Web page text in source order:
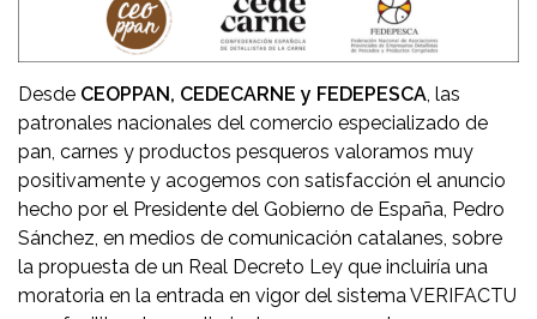
Desde CEOPPAN, CEDECARNE y FEDEPESCA, las
patronales nacionales del comercio especializado de
pan, carnes y productos pesqueros valoramos muy
positivamente y acogemos con satisfacción el anuncio
hecho por el Presidente del Gobierno de España, Pedro
Sánchez, en medios de comunicación catalanes, sobre
la propuesta de un Real Decreto Ley que incluiría una
moratoria en la entrada en vigor del sistema VERIFACTU